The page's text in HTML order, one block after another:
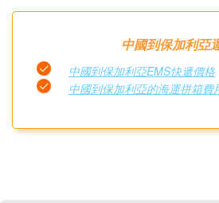
中國到保加利亞
中國到保加利亞EMS快遞價格
中國到保加利亞的海運拼箱費